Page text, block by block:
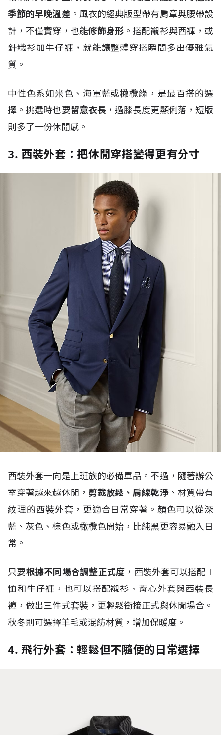
季節的早晚溫差 。風衣的經典版型帶有肩章與腰帶設
計，不僅實穿，也能修飾身形 。搭配襯衫與西褲，或
針織衫加牛仔褲，就能讓整體穿搭瞬間多出優雅氣
質。
中性色系如米色、海軍藍或橄欖綠，是最百搭的選
擇。挑選時也要留意衣長 ，過膝長度更顯俐落，短版
則多了一份休閒感。
3. 西裝外套：把休閒穿搭變得更有分寸
西裝外套一向是上班族的必備單品。不過，隨著辦公
室穿著越來越休閒， 剪裁放鬆、肩線乾淨、材質帶有
紋理的西裝外套，更適合日常穿著。顏色可以從深
藍、灰色、棕色或橄欖色開始，比純黑更容易融入日
常。
只要根據不同場合調整正式度 ，西裝外套可以搭配 T
恤和牛仔褲，也可以搭配襯衫、背心外套與西裝長
褲，做出三件式套裝，更輕鬆銜接正式與休閒場合。
秋冬則可選擇羊毛或混紡材質，增加保暖度。
4. 飛行外套：輕鬆但不隨便的日常選擇